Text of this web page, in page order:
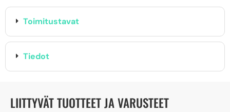
Toimitustavat
Tiedot
LIITTYVÄT TUOTTEET JA VARUSTEET